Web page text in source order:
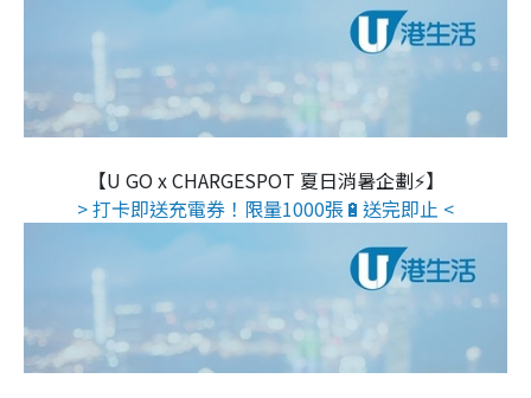
【U GO x CHARGESPOT 夏日消暑企劃⚡】
> 打卡即送充電券！限量1000張🔋送完即止 <